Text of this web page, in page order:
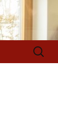
Suchen
nach: